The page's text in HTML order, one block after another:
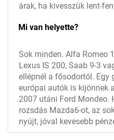
árak, ha kivesszük lent-
Mi van helyette?
Sok minden. Alfa Romeo
Lexus IS 200, Saab 9-3
ellépnél a fősodortól. Egy
európai autók is kijönnek
2007 utáni Ford Mondeo.
rozsdás Mazda6-ot, az
nyújt, jóval kevesebb